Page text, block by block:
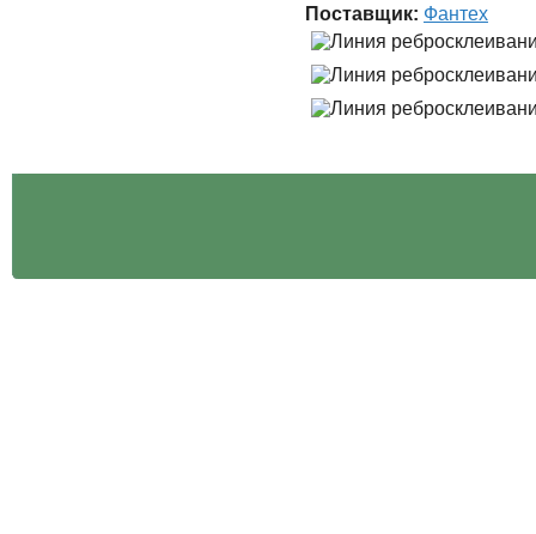
Поставщик: Фантех